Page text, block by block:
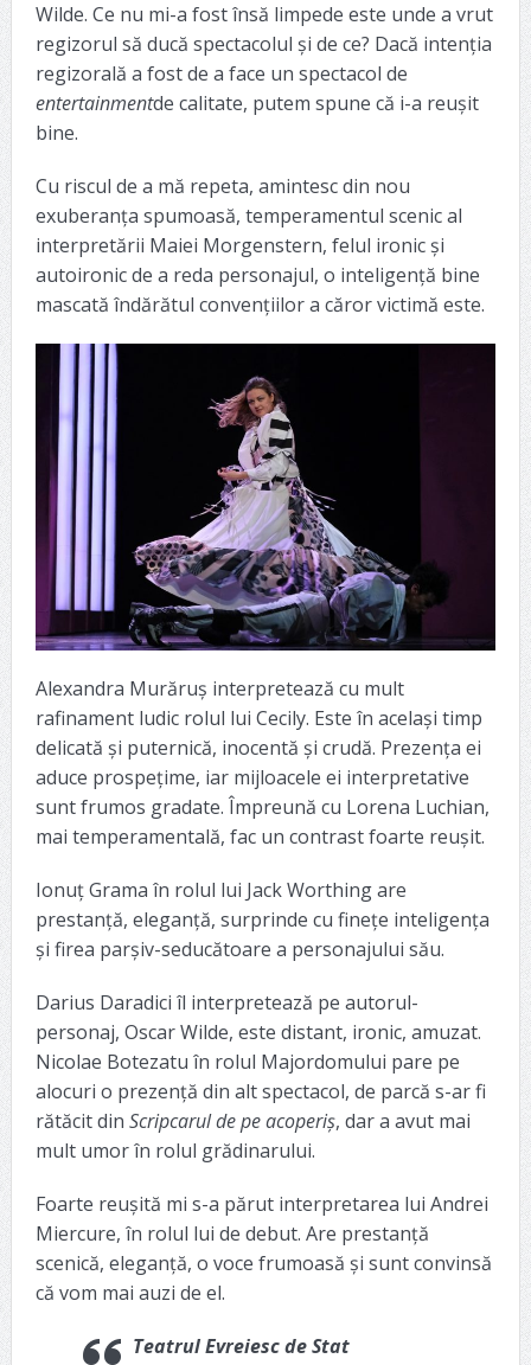
Wilde. Ce nu mi-a fost însă limpede este unde a vrut
regizorul să ducă spectacolul și de ce? Dacă intenția
regizorală a fost de a face un spectacol de
entertainmentde calitate, putem spune că i-a reușit
bine.
Cu riscul de a mă repeta, amintesc din nou
exuberanța spumoasă, temperamentul scenic al
interpretării Maiei Morgenstern, felul ironic și
autoironic de a reda personajul, o inteligență bine
mascată îndărătul convențiilor a căror victimă este.
Alexandra Murăruș interpretează cu mult
rafinament ludic rolul lui Cecily. Este în același timp
delicată și puternică, inocentă și crudă. Prezența ei
aduce prospețime, iar mijloacele ei interpretative
sunt frumos gradate. Împreună cu Lorena Luchian,
mai temperamentală, fac un contrast foarte reușit.
Ionuț Grama în rolul lui Jack Worthing are
prestanță, eleganță, surprinde cu finețe inteligența
și firea parșiv-seducătoare a personajului său.
Darius Daradici îl interpretează pe autorul-
personaj, Oscar Wilde, este distant, ironic, amuzat.
Nicolae Botezatu în rolul Majordomului pare pe
alocuri o prezență din alt spectacol, de parcă s-ar fi
rătăcit din Scripcarul de pe acoperiș, dar a avut mai
mult umor în rolul grădinarului.
Foarte reușită mi s-a părut interpretarea lui Andrei
Miercure, în rolul lui de debut. Are prestanță
scenică, eleganță, o voce frumoasă și sunt convinsă
că vom mai auzi de el.
Teatrul Evreiesc de Stat